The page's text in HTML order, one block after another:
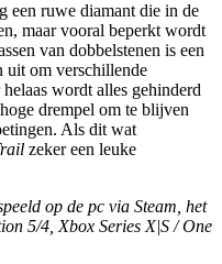
een ruwe diamant die in de
maar vooral beperkt wordt
van dobbelstenen is een
uit om verschillende
wordt alles gehinderd
drempel om te blijven
Als dit wat
zeker een leuke
op de pc via Steam, het
5/4, Xbox Series X|S / One